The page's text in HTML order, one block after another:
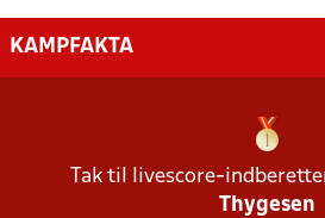
KAMPFAKTA
Tak til livescore-
Thygesen